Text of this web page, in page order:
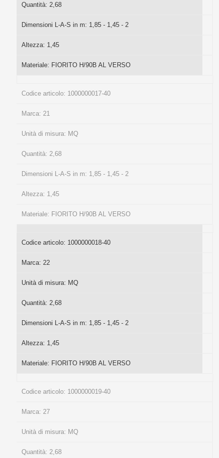
Quantità: 2,68
Dimensioni L-A-S in m: 1,85 - 1,45 - 2
Altezza: 1,45
Materiale: FIORITO H/90B AL VERSO
Codice articolo: 1000000017-40
Marca: 21
Unità di misura: MQ
Quantità: 2,68
Dimensioni L-A-S in m: 1,85 - 1,45 - 2
Altezza: 1,45
Materiale: FIORITO H/90B AL VERSO
Codice articolo: 1000000018-40
Marca: 22
Unità di misura: MQ
Quantità: 2,68
Dimensioni L-A-S in m: 1,85 - 1,45 - 2
Altezza: 1,45
Materiale: FIORITO H/90B AL VERSO
Codice articolo: 1000000019-40
Marca: 27
Unità di misura: MQ
Quantità: 2,68